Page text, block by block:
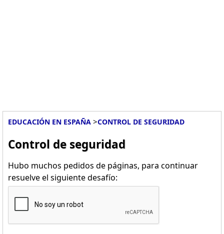
EDUCACIÓN EN ESPAÑA >CONTROL DE SEGURIDAD
Control de seguridad
Hubo muchos pedidos de páginas, para continuar
resuelve el siguiente desafío: